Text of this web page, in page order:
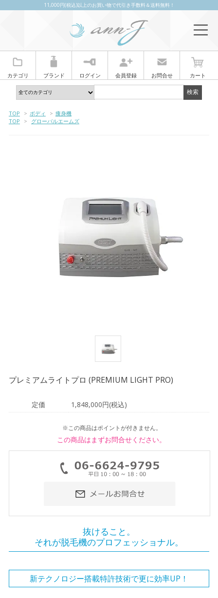
11,000円(税込)以上のお買い物で代引き手数料＆送料無料！
カテゴリ ブランド ログイン 会員登録 お問合せ カート
TOP > ボディ > 痩身機
TOP
> グローバルエームズ
プレミアムライトプロ (PREMIUM LIGHT PRO)
定価 1,848,000円(税込)
※この商品はポイントが付きません。
この商品はまずお問合せください。
抜けること。
それが脱毛機のプロフェッショナル。
新テクノロジー搭載特許技術で更に効率UP！